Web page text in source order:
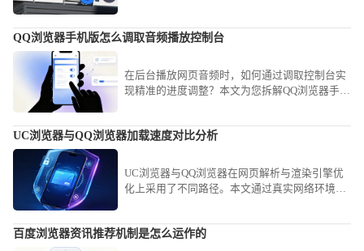
QQ浏览器手机版怎么调取音频播放控制台
在后台播放网页音频时，如何通过调取控制台实
现精准的进度调整？本文为您拆解QQ浏览器手机
UC浏览器与QQ浏览器加载速度对比分析
UC浏览器与QQ浏览器在网页解析与渲染引擎优
化上采用了不同路径。本文通过真实网络环境测
百度浏览器资讯推荐机制是怎么运作的